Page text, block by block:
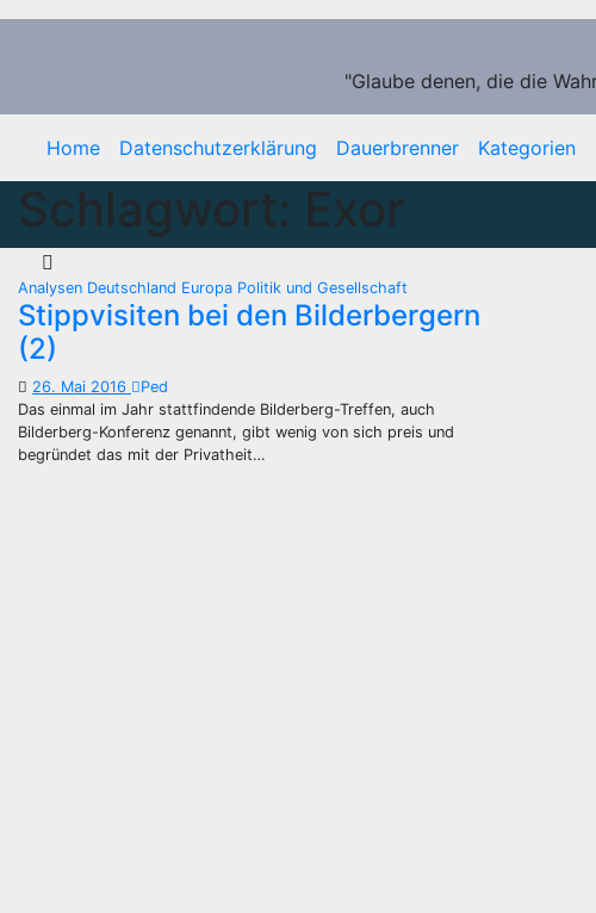
Zum
"Glaube denen, die die
Home Datenschutzerklärung Dauerbrenner Kategorien
Schlagwort: Exor
Analysen Deutschland Europa Politik und Gesellschaft
Stippvisiten bei den Bilderbergern
(2)
26. Mai 2016
Ped
Das einmal im Jahr stattfindende Bilderberg-Treffen, auch
Bilderberg-Konferenz genannt, gibt wenig von sich preis und
begründet das mit der Privatheit…